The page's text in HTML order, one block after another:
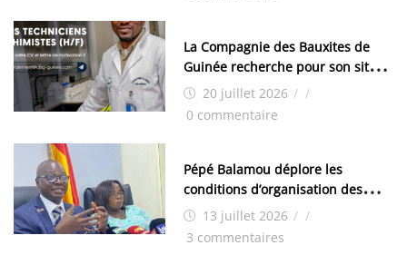
La Compagnie des Bauxites de
Guinée recherche pour son site
de Kamsar des techniciens
chimistes (H/F)
20 juillet 2026 / /
0 commentaire
Pépé Balamou déplore les
conditions d’organisation des
examens nationaux : « Si ce sont
les élections, on trouve tous les
13 juillet 2026 / /
3 commentaires